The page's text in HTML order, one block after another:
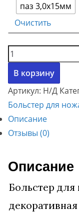
паз 3,0х15мм
Очистить
Количество
товара
Больстер
17,5х30,5
мм.
В корзину
Артикул: Н/Д
Больстер для
Описание
Отзывы (0)
Описание
Больстер